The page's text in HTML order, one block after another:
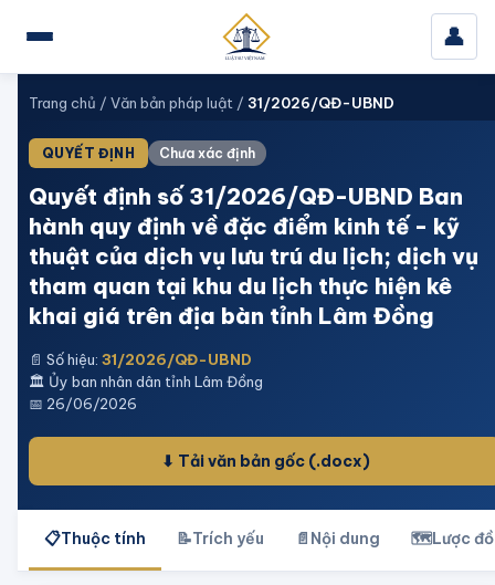
👤
Trang chủ / Văn bản pháp luật / 31/2026/QĐ-UBND
QUYẾT ĐỊNH Chưa xác định
Quyết định số 31/2026/QĐ-UBND Ban
hành quy định về đặc điểm kinh tế - kỹ
thuật của dịch vụ lưu trú du lịch; dịch vụ
tham quan tại khu du lịch thực hiện kê
khai giá trên địa bàn tỉnh Lâm Đồng
📄 Số hiệu: 31/2026/QĐ-UBND
🏛️ Ủy ban nhân dân tỉnh Lâm Đồng
📅 26/06/2026
⬇ Tải văn bản gốc(.docx)
📋Thuộc tính 📝Trích yếu 📄 Nội dung 🗺️Lược đồ